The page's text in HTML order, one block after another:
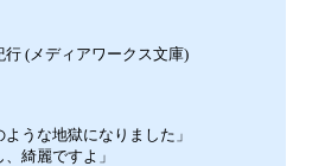
(メディアワークス文庫)
ような地獄になりました」
、綺麗ですよ」